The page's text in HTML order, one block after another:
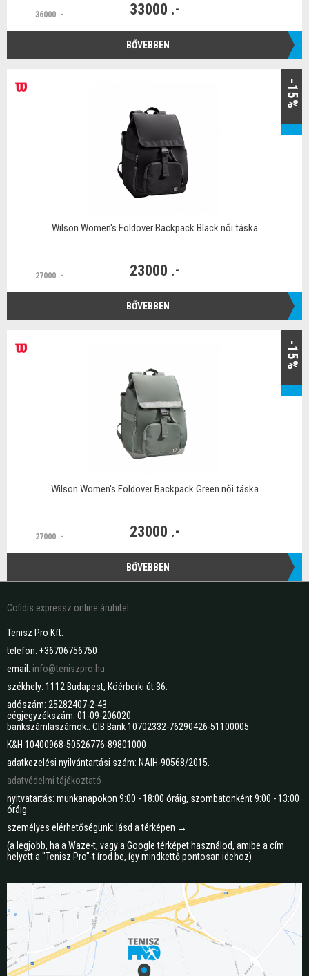
36000 .- 33000 .-
BŐVEBBEN
-15%
Wilson Women's Foldover Backpack Black női táska
27000 .- 23000 .-
BŐVEBBEN
-15%
Wilson Women's Foldover Backpack Green női táska
27000 .- 23000 .-
BŐVEBBEN
Cofidis expressz online áruhitel
Tenisz Pro Kft.
telefon: +36706756750
email: info@teniszpro.hu
székhely: 1112 Budapest, Köérberki út 36.
adószám: 25282407-2-43
cégjegyzékszám: 01-09-206020
bankszámlaszámok:: CIB Bank 10702332-76290426-51100005
K&H 10400968-50526776-89801000
adatkezelési nyilvántartási szám: NAIH-90568/2015.
adatvédelmi tájékoztató
nyitvatartás: munkanapokon 9:00 - 18:00 óráig, szombatonként 9:00 - 13:00
óráig
személyes elérhetőségünk: lásd a térképen →
(a legjobb, ha a Waze-t, vagy a Google térképet használod, amibe a cím
helyett a "Tenisz Pro"-t írod be, így mindkettő pontosan idehoz)